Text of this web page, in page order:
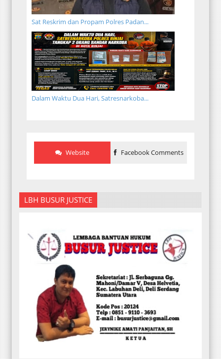
Sat Reskrim dan Propam Polres Padan...
Dalam Waktu Dua Hari, Satresnarkoba...
Website Facebook Comments
LBH BUSUR JUSTICE